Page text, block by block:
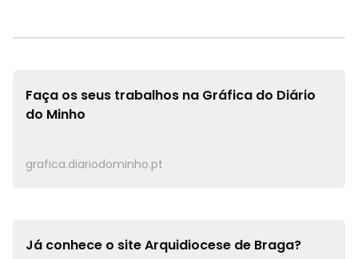
Faça os seus trabalhos na Gráfica do Diário
do Minho
grafica.diariodominho.pt
Já conhece o siteArquidiocese de Braga?